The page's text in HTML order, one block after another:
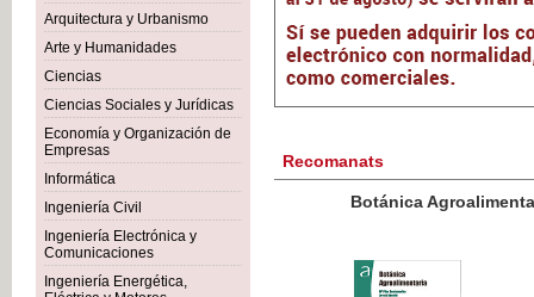
Arquitectura y Urbanismo
Arte y Humanidades
Ciencias
Ciencias Sociales y Jurídicas
Economía y Organización de
Empresas
Informática
Ingeniería Civil
Ingeniería Electrónica y
Comunicaciones
Ingeniería Energética,
Recomanats
Botánica Agroalimentaria